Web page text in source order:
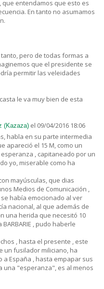
que entendamos que esto es
En tanto no asumamos
pero de todas formas a
que el presidente se
permitir las veleidades
le va muy bien de esta
(Kazaza) el 09/04/2016 18:06
habla en su parte intermedia
apareció el 15 M, como un
, capitaneado por un
yo, miserable como ha
mayúsculas, que dias
Medios de Comunicación ,
había emocionado al ver
nacional, al que además de
una herida que necesitó 10
, pudo haberle
, hasta el presente , este
un fusilador miliciano, ha
España , hasta empapar sus
una "esperanza", es al menos